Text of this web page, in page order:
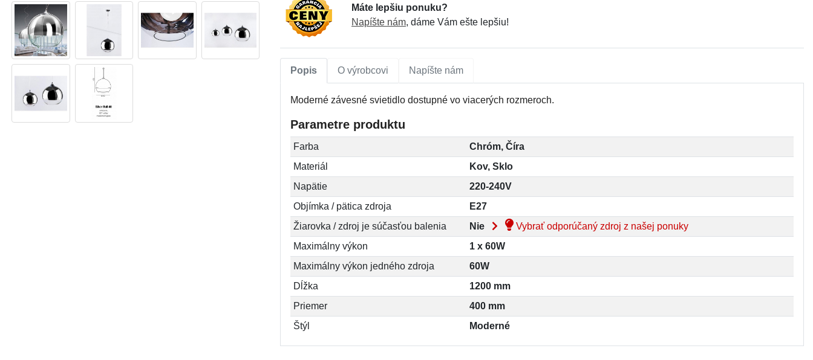
Máte lepšiu ponuku?
Napíšte nám, dáme Vám ešte lepšiu!
Popis O výrobcovi Napíšte nám
Moderné závesné svietidlo dostupné vo viacerých rozmeroch.
Parametre produktu
Farba
Chróm, Číra
Materiál
Kov, Sklo
Napätie
220-240V
Objímka / pätica zdroja
E27
Žiarovka / zdroj je súčasťou balenia
Nie
Vybrať odporúčaný zdroj z našej ponuky
Maximálny výkon
1 x 60W
Maximálny výkon jedného zdroja
60W
Dĺžka
1200 mm
Priemer
400 mm
Štýl
Moderné